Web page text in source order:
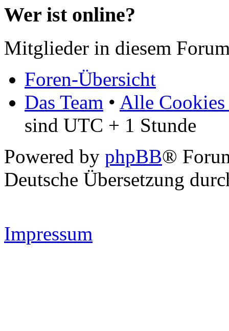
Wer ist online?
Mitglieder in diesem
Foren-Übersicht
Das Team • Alle Cookies
sind UTC + 1 Stunde
Powered by phpBB®
Deutsche Übersetzung
Impressum